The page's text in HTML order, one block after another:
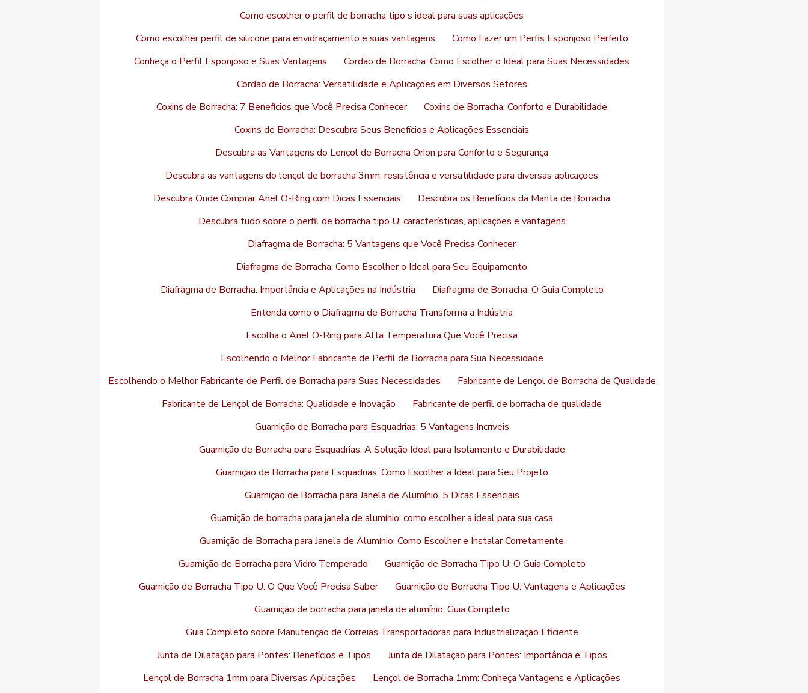
Como escolher o perfil de borracha tipo s ideal para suas aplicações
Como escolher perfil de silicone para envidraçamento e suas vantagens
Como Fazer um Perfis Esponjoso Perfeito
Conheça o Perfil Esponjoso e Suas Vantagens
Cordão de Borracha: Como Escolher o Ideal para Suas Necessidades
Cordão de Borracha: Versatilidade e Aplicações em Diversos Setores
Coxins de Borracha: 7 Benefícios que Você Precisa Conhecer
Coxins de Borracha: Conforto e Durabilidade
Coxins de Borracha: Descubra Seus Benefícios e Aplicações Essenciais
Descubra as Vantagens do Lençol de Borracha Orion para Conforto e Segurança
Descubra as vantagens do lençol de borracha 3mm: resistência e versatilidade para diversas aplicações
Descubra Onde Comprar Anel O-Ring com Dicas Essenciais
Descubra os Benefícios da Manta de Borracha
Descubra tudo sobre o perfil de borracha tipo U: características, aplicações e vantagens
Diafragma de Borracha: 5 Vantagens que Você Precisa Conhecer
Diafragma de Borracha: Como Escolher o Ideal para Seu Equipamento
Diafragma de Borracha: Importância e Aplicações na Indústria
Diafragma de Borracha: O Guia Completo
Entenda como o Diafragma de Borracha Transforma a Indústria
Escolha o Anel O-Ring para Alta Temperatura Que Você Precisa
Escolhendo o Melhor Fabricante de Perfil de Borracha para Sua Necessidade
Escolhendo o Melhor Fabricante de Perfil de Borracha para Suas Necessidades
Fabricante de Lençol de Borracha de Qualidade
Fabricante de Lençol de Borracha: Qualidade e Inovação
Fabricante de perfil de borracha de qualidade
Guarnição de Borracha para Esquadrias: 5 Vantagens Incríveis
Guarnição de Borracha para Esquadrias: A Solução Ideal para Isolamento e Durabilidade
Guarnição de Borracha para Esquadrias: Como Escolher a Ideal para Seu Projeto
Guarnição de Borracha para Janela de Alumínio: 5 Dicas Essenciais
Guarnição de borracha para janela de alumínio: como escolher a ideal para sua casa
Guarnição de Borracha para Janela de Alumínio: Como Escolher e Instalar Corretamente
Guarnição de Borracha para Vidro Temperado
Guarnição de Borracha Tipo U: O Guia Completo
Guarnição de Borracha Tipo U: O Que Você Precisa Saber
Guarnição de Borracha Tipo U: Vantagens e Aplicações
Guarnição de borracha para janela de alumínio: Guia Completo
Guia Completo sobre Manutenção de Correias Transportadoras para Industrialização Eficiente
Junta de Dilatação para Pontes: Benefícios e Tipos
Junta de Dilatação para Pontes: Importância e Tipos
Lençol de Borracha 1mm para Diversas Aplicações
Lençol de Borracha 1mm: Conheça Vantagens e Aplicações